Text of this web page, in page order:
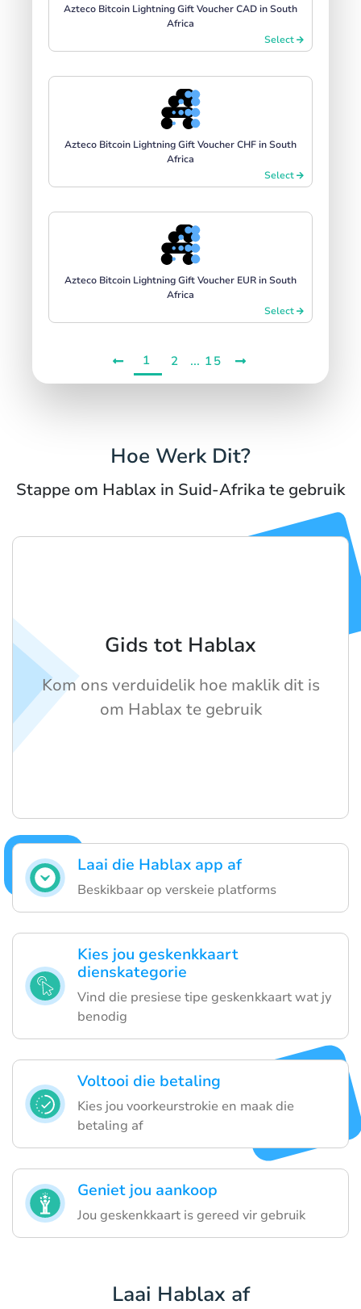
Azteco Bitcoin Lightning Gift Voucher CAD in South
Africa
Select
Azteco Bitcoin Lightning Gift Voucher CHF in South
Africa
Select
Azteco Bitcoin Lightning Gift Voucher EUR in South
Africa
Select
1 2 ... 15
Hoe Werk Dit?
Stappe om Hablax in Suid-Afrika te gebruik
Laai die Hablax app af
Beskikbaar op verskeie platforms
Kies jou geskenkkaart
dienskategorie
Vind die presiese tipe geskenkkaart wat jy
benodig
Voltooi die betaling
Kies jou voorkeurstrokie en maak die
betaling af
Geniet jou aankoop
Jou geskenkkaart is gereed vir gebruik
Gids tot Hablax
Kom ons verduidelik hoe maklik dit is
om Hablax te gebruik
Laai Hablax af